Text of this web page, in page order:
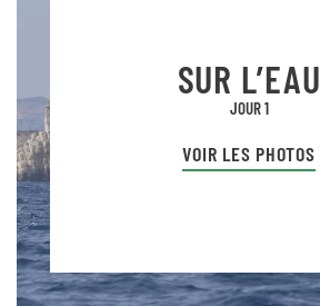
SUR L’EAU
JOUR 1
VOIR LES PHOTOS